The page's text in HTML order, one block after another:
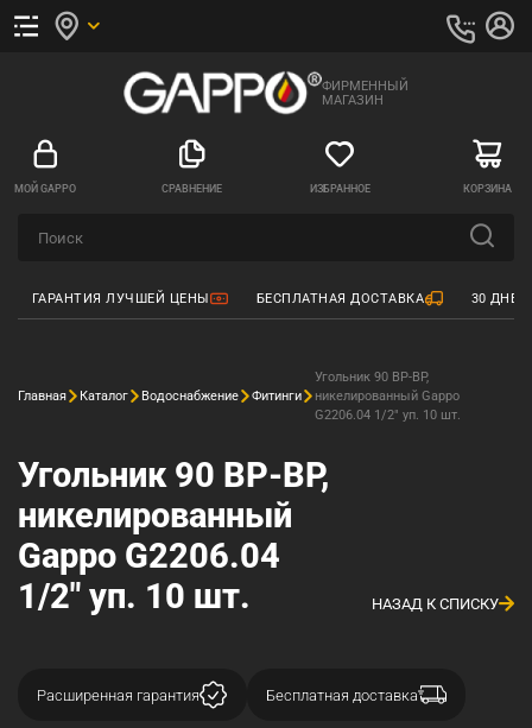
ФИРМЕННЫЙ
МАГАЗИН
МОЙ GAPPO СРАВНЕНИЕ ИЗБРАННОЕ КОРЗИНА
ГАРАНТИЯ ЛУЧШЕЙ ЦЕНЫ БЕСПЛАТНАЯ ДОСТАВКА 30
Главная Каталог Водоснабжение Фитинги
Угольник 90 ВР-ВР,
никелированный Gappo
G2206.04 1/2" уп. 10 шт.
Угольник 90 ВР-ВР,
никелированный
Gappo G2206.04
1/2" уп. 10 шт.
НАЗАД К СПИСКУ
Расширенная гарантия Бесплатная доставка